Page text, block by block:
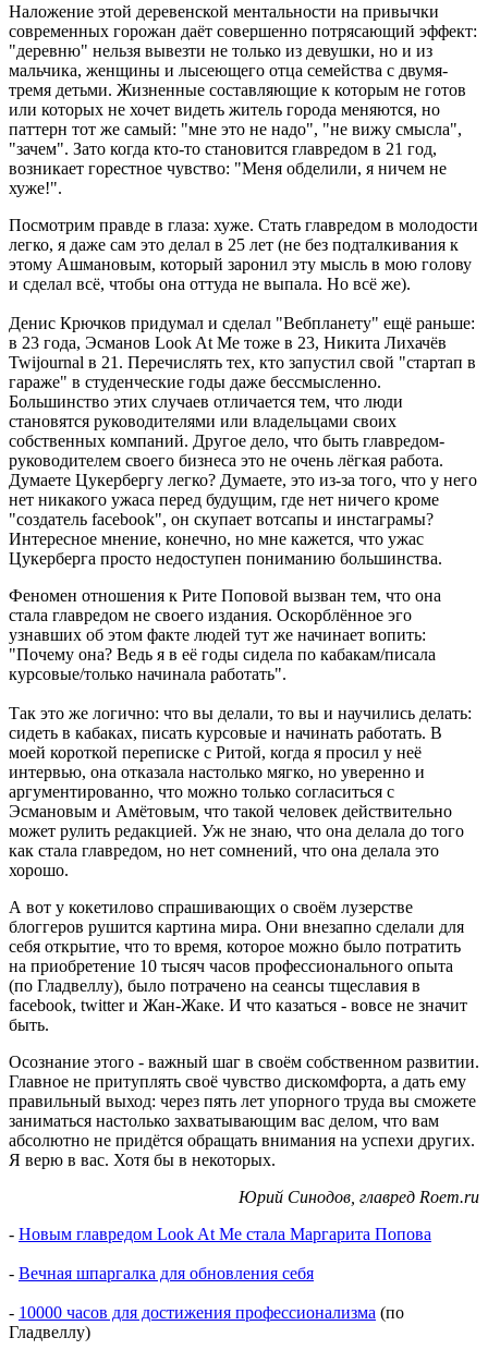
Наложение этой деревенской ментальности на привычки
современных горожан даёт совершенно потрясающий эффект:
"деревню" нельзя вывезти не только из девушки, но и из
мальчика, женщины и лысеющего отца семейства с двумя-
тремя детьми. Жизненные составляющие к которым не готов
или которых не хочет видеть житель города меняются, но
паттерн тот же самый: "мне это не надо", "не вижу смысла",
"зачем". Зато когда кто-то становится главредом в 21 год,
возникает горестное чувство: "Меня обделили, я ничем не
хуже!".
Посмотрим правде в глаза: хуже. Стать главредом в молодости
легко, я даже сам это делал в 25 лет (не без подталкивания к
этому Ашмановым, который заронил эту мысль в мою голову
и сделал всё, чтобы она оттуда не выпала. Но всё же).
Денис Крючков придумал и сделал "Вебпланету" ещё раньше:
в 23 года, Эсманов Look At Me тоже в 23, Никита Лихачёв
Twijournal в 21. Перечислять тех, кто запустил свой "стартап в
гараже" в студенческие годы даже бессмысленно.
Большинство этих случаев отличается тем, что люди
становятся руководителями или владельцами своих
собственных компаний. Другое дело, что быть главредом-
руководителем своего бизнеса это не очень лёгкая работа.
Думаете Цукербергу легко? Думаете, это из-за того, что у него
нет никакого ужаса перед будущим, где нет ничего кроме
"создатель facebook", он скупает вотсапы и инстаграмы?
Интересное мнение, конечно, но мне кажется, что ужас
Цукерберга просто недоступен пониманию большинства.
Феномен отношения к Рите Поповой вызван тем, что она
стала главредом не своего издания. Оскорблённое эго
узнавших об этом факте людей тут же начинает вопить:
"Почему она? Ведь я в её годы сидела по кабакам/писала
курсовые/только начинала работать".
Так это же логично: что вы делали, то вы и научились делать:
сидеть в кабаках, писать курсовые и начинать работать. В
моей короткой переписке с Ритой, когда я просил у неё
интервью, она отказала настолько мягко, но уверенно и
аргументированно, что можно только согласиться с
Эсмановым и Амётовым, что такой человек действительно
может рулить редакцией. Уж не знаю, что она делала до того
как стала главредом, но нет сомнений, что она делала это
хорошо.
А вот у кокетилово спрашивающих о своём лузерстве
блоггеров рушится картина мира. Они внезапно сделали для
себя открытие, что то время, которое можно было потратить
на приобретение 10 тысяч часов профессионального опыта
(по Гладвеллу), было потрачено на сеансы тщеславия в
facebook, twitter и Жан-Жаке. И что казаться - вовсе не значит
быть.
Осознание этого - важный шаг в своём собственном развитии.
Главное не притуплять своё чувство дискомфорта, а дать ему
правильный выход: через пять лет упорного труда вы сможете
заниматься настолько захватывающим вас делом, что вам
абсолютно не придётся обращать внимания на успехи других.
Я верю в вас. Хотя бы в некоторых.
Юрий Синодов, главред Roem.ru
- Новым главредом Look At Me стала Маргарита Попова
- Вечная шпаргалка для обновления себя
- 10000 часов для достижения профессионализма (по
Гладвеллу)